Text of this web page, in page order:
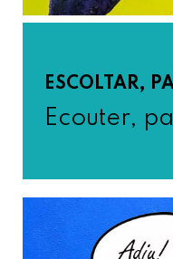
ESCOLTAR,
Ecouter,